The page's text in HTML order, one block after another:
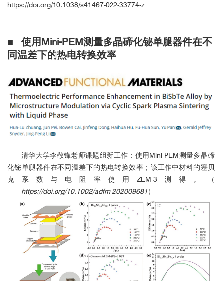
https://doi.org/10.1038/s41467-022-33774-z
■ 使用Mini-PEM测量多晶碲化铋单腿器件在不
同温差下的热电转换效率
清华大学李敬锋老师课题组新工作：使用Mini-PEM测量多晶碲
化铋单腿器件在不同温差下的热电转换效率；该工作中材料的塞贝
克系数与电阻率使用ZEM-3测得。（
https://doi.org/10.1002/adfm.202009681）